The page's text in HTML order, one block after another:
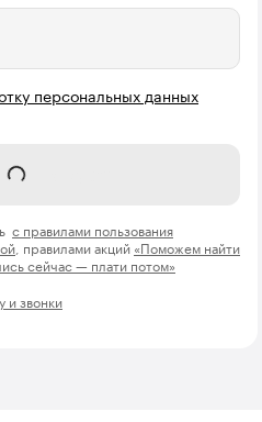
персональных данных
на курс
с правилами пользования
, правилами акций «Поможем найти
сейчас — плати потом»
и звонки